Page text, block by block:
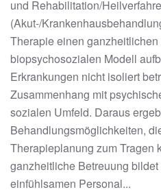
und Rehabilitation/
(Akut-/
Therapie einen
biopsychosozialen Modell
Erkrankungen nicht isoliert
Zusammenhang mit
sozialen Umfeld. Daraus
Behandlungsmöglichkeiten,
Therapieplanung zum Tragen
ganzheitliche Betreuung
einfühlsamen Personal...